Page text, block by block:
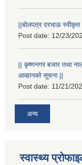
||बोलपत्र दरभाऊ
Post date: 12/23/
|| कृष्णनगर बजार तथा
आव्हानको सूचना ||
Post date: 11/21/
अन्य
स्वास्थ्य